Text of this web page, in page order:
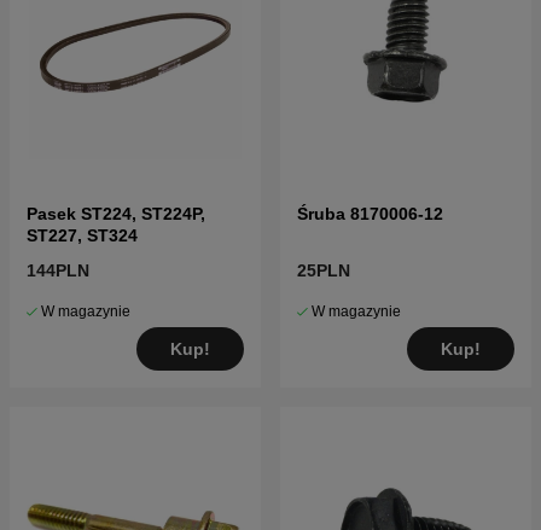
Pasek ST224, ST224P,
ST227, ST324
144PLN
W magazynie
Kup!
Śruba 8170006-12
25PLN
W magazynie
Kup!